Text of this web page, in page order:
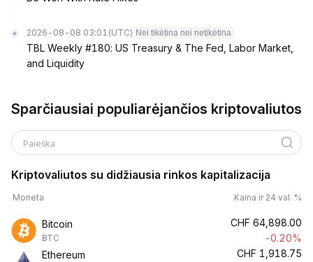
2026-08-08 03:01 (UTC) Nei tikėtina nei netikėtina
TBL Weekly #180: US Treasury & The Fed, Labor Market,
and Liquidity
Sparčiausiai populiarėjančios kriptovaliutos
Paieška
Kriptovaliutos su didžiausia rinkos kapitalizacija
Moneta Kaina ir 24 val. %
Bitcoin
BTC
CHF 64,898.00
-0.20%
Ethereum
CHF 1,918.75